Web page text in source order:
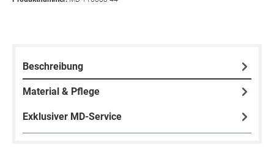
Beschreibung
Material & Pflege
Exklusiver MD-Service